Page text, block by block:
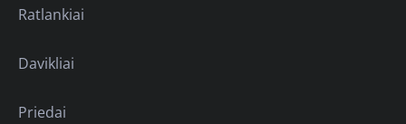
Ratlankiai
Davikliai
Priedai